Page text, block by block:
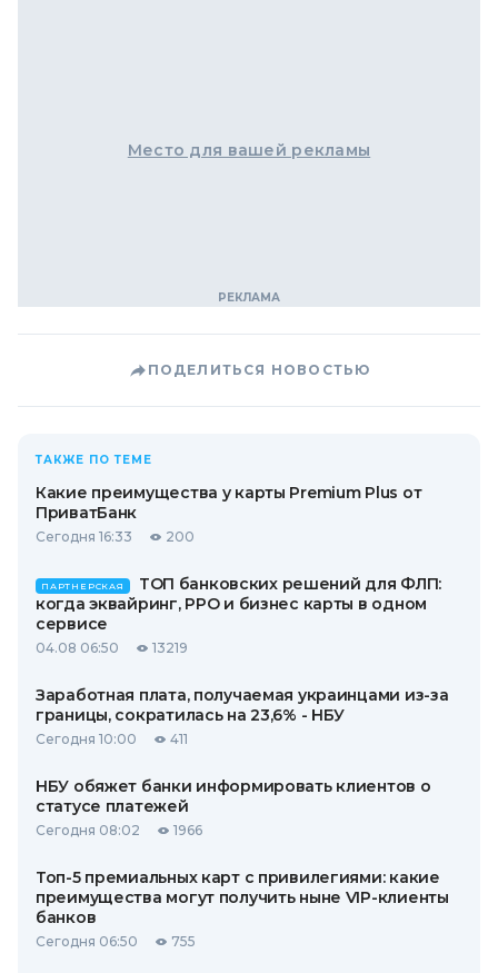
Место для вашей рекламы
ПОДЕЛИТЬСЯ НОВОСТЬЮ
ТАКЖЕ ПО ТЕМЕ
Какие преимущества у карты Premium Plus от
ПриватБанк
Сегодня 16:33 200
ПАРТНЕРСКАЯ
ТОП банковских решений для ФЛП:
когда эквайринг, РРО и бизнес карты в одном
сервисе
04.08 06:50 13219
Заработная плата, получаемая украинцами из-за
границы, сократилась на 23,6% - НБУ
Сегодня 10:00 411
НБУ обяжет банки информировать клиентов о
статусе платежей
Сегодня 08:02 1966
Топ-5 премиальных карт с привилегиями: какие
преимущества могут получить ныне VIP-клиенты
банков
Сегодня 06:50 755